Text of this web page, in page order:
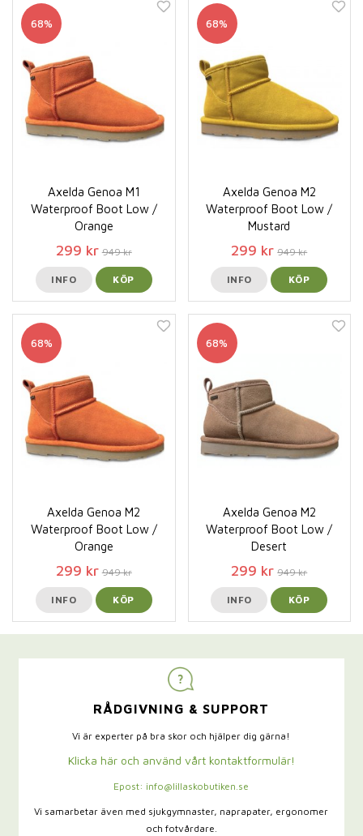
68%
Axelda Genoa M1
Waterproof Boot Low /
Orange
299 kr 949 kr
INFO KÖP
68%
Axelda Genoa M2
Waterproof Boot Low /
Mustard
299 kr 949 kr
INFO KÖP
68%
Axelda Genoa M2
Waterproof Boot Low /
Orange
299 kr 949 kr
INFO KÖP
68%
Axelda Genoa M2
Waterproof Boot Low /
Desert
299 kr 949 kr
INFO KÖP
RÅDGIVNING & SUPPORT
Vi är experter på bra skor och hjälper dig gärna!
Klicka här och använd vårt kontaktformulär!
Epost: info@lillaskobutiken.se
Vi samarbetar även med sjukgymnaster, naprapater, ergonomer
och fotvårdare.